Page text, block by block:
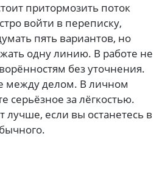
притормозить поток
войти в переписку,
пять вариантов, но
одну линию. В работе не
без уточнения.
между делом. В личном
серьёзное за лёгкостью.
лучше, если вы останетесь в